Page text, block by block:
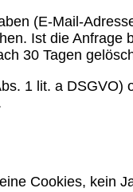
(E-Mail-
Ist die Anfrage
30 Tagen
1 lit. a DSGVO)
Cookies, kein